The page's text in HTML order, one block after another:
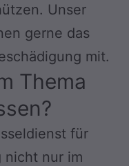
Unser
gerne das
mit.
Thema
für
nicht nur im